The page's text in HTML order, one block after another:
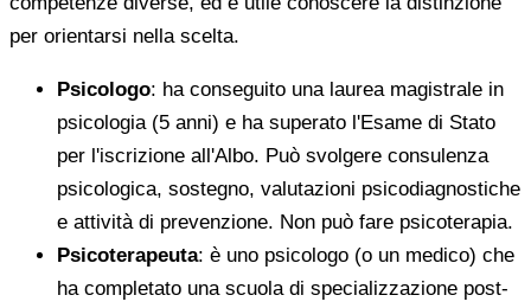
per orientarsi nella scelta.
Psicologo: ha conseguito una laurea magistrale in
psicologia (5 anni) e ha superato l'Esame di Stato
per l'iscrizione all'Albo. Può svolgere consulenza
psicologica, sostegno, valutazioni psicodiagnostiche
e attività di prevenzione. Non può fare psicoterapia.
Psicoterapeuta: è uno psicologo (o un medico) che
ha completato una scuola di specializzazione post-